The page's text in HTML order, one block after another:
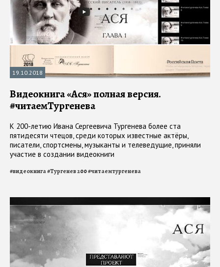
19.10.2018
Видеокнига «Ася» полная версия.
#читаемТургенева
К 200-летию Ивана Сергеевича Тургенева более ста
пятидесяти чтецов, среди которых известные актёры,
писатели, спортсмены, музыканты и телеведущие, приняли
участие в создании видеокниги
#видеокнига#Тургенев 200#читаемтургенева